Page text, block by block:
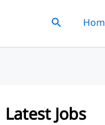
Search
Latest Jobs